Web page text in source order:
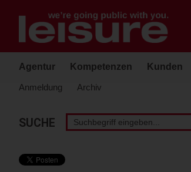
Bedienung
der
Webseite
Agentur Kompetenzen Kunden
Anmeldung Archiv
Stichwortsuche
SUCHE